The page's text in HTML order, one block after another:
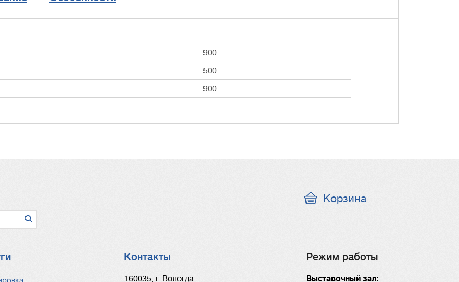
900
500
900
Корзина
Контакты
160035, г. Вологда
Режим работы
Выставочный зал: